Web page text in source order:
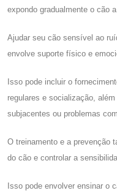
expondo gradualmente o cão
Ajudar seu cão sensível ao
envolve suporte físico e
Isso pode incluir o
regulares e socialização,
subjacentes ou problemas
O treinamento e a prevenção
do cão e controlar a
Isso pode envolver ensinar o